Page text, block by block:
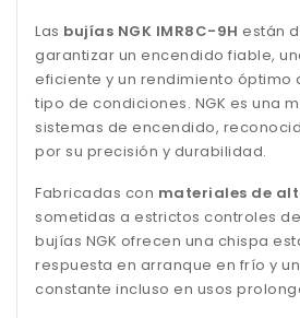
Las bujías NGK IMR8C-9H están
garantizar un encendido fiable,
eficiente y un rendimiento óptimo
tipo de condiciones. NGK es una
sistemas de encendido,
por su precisión y durabilidad.
Fabricadas con materiales de
sometidas a estrictos controles
bujías NGK ofrecen una chispa
respuesta en arranque en frío y
constante incluso en usos